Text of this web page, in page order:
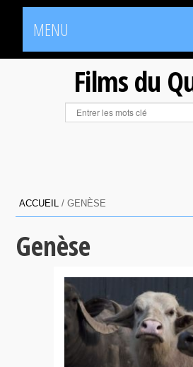
MENU
Films du
ACCUEIL /GENÈSE
Genèse